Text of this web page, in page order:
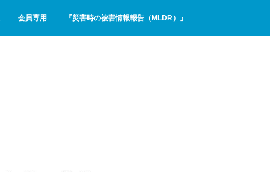
会員専用 『災害時の被害情報報告（MLDR）』